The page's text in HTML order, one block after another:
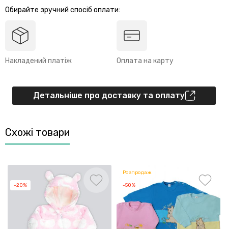
Обирайте зручний спосіб оплати:
Накладений платіж Оплата на карту
Детальніше про доставку та оплату
Схожі товари
-20%
Розпродаж
-50%